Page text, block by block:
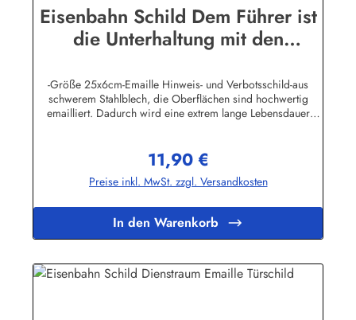
Eisenbahn Schild Dem Führer ist
die Unterhaltung mit den
-Größe 25x6cm-Emaille Hinweis- und Verbotsschild-aus
schwerem Stahlblech, die Oberflächen sind hochwertig
emailliert. Dadurch wird eine extrem lange Lebensdauer
enthalten sind, dürfen nur lose angezogen werden, weil sonst
die Lackierung abplatzen kann-Die Emailleschilder können
auch nach Wunsch gefertigt werdenHier geht's zu den
WunschtextHerstellerinformationen:Buddel-Bini Inh. Eda
Binikowski e.K.Meddenwarf 1a22457
Hamburginfo@buddel.de
Regulärer Preis:
11,90 €
Preise inkl. MwSt. zzgl. Versandkosten
In den Warenkorb